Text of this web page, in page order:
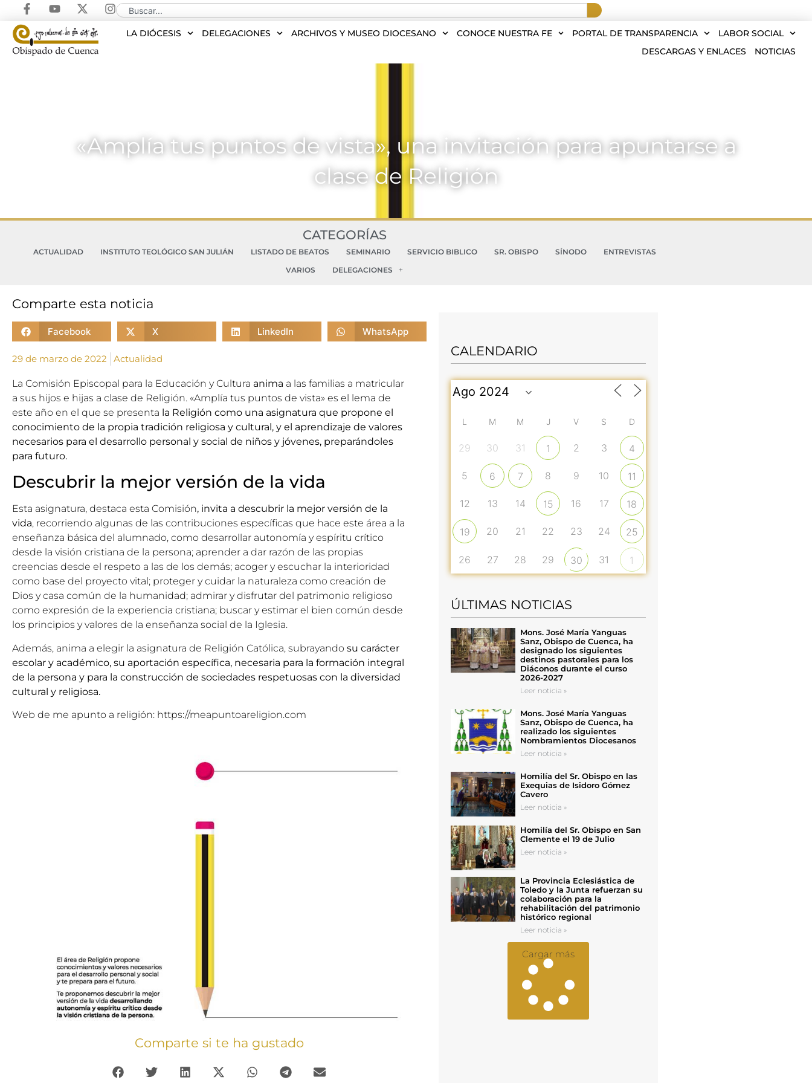
LA DIÓCESIS DELEGACIONES ARCHIVOS Y MUSEO DIOCESANO CONOCE NUESTRA FE PORTAL DE TRANSPARENCIA
LABOR SOCIAL
DESCARGAS Y ENLACES
NOTICIAS
«Amplía tus puntos de vista», una invitación para apuntarse a
clase de Religión
CATEGORÍAS
ACTUALIDAD INSTITUTO TEOLÓGICO SAN JULIÁN LISTADO DE BEATOS SEMINARIO SERVICIO BIBLICO SR. OBISPO SÍNODO
ENTREVISTAS
VARIOS
DELEGACIONES
Comparte esta noticia
Facebook X LinkedIn WhatsApp
29 de marzo de 2022 Actualidad
La Comisión Episcopal para la Educación y Cultura anima a las familias a matricular
a sus hijos e hijas a clase de Religión. «Amplía tus puntos de vista» es el lema de
este año en el que se presenta la Religión como una asignatura que propone el
conocimiento de la propia tradición religiosa y cultural, y el aprendizaje de valores
necesarios para el desarrollo personal y social de niños y jóvenes, preparándoles
para futuro.
Descubrir la mejor versión de la vida
Esta asignatura, destaca esta Comisión, invita a descubrir la mejor versión de la
vida, recorriendo algunas de las contribuciones específicas que hace este área a la
enseñanza básica del alumnado, como desarrollar autonomía y espíritu crítico
desde la visión cristiana de la persona; aprender a dar razón de las propias
creencias desde el respeto a las de los demás; acoger y escuchar la interioridad
como base del proyecto vital; proteger y cuidar la naturaleza como creación de
Dios y casa común de la humanidad; admirar y disfrutar del patrimonio religioso
como expresión de la experiencia cristiana; buscar y estimar el bien común desde
los principios y valores de la enseñanza social de la Iglesia.
Además, anima a elegir la asignatura de Religión Católica, subrayando su carácter
escolar y académico, su aportación específica, necesaria para la formación integral
de la persona y para la construcción de sociedades respetuosas con la diversidad
cultural y religiosa.
Web de me apunto a religión: https://meapuntoareligion.com
Comparte si te ha gustado
CALENDARIO
L M M J V S D
29 30 31 1 2 3 4
5 6 7 8 9 10 11
12 13 14 15 16 17 18
19 20 21 22 23 24 25
26 27 28 29 30 31 1
ÚLTIMAS NOTICIAS
Mons. José María Yanguas
Sanz, Obispo de Cuenca, ha
designado los siguientes
destinos pastorales para los
Diáconos durante el curso
2026-2027
Leer noticia »
Mons. José María Yanguas
Sanz, Obispo de Cuenca, ha
realizado los siguientes
Nombramientos Diocesanos
Leer noticia »
Homilía del Sr. Obispo en las
Exequias de Isidoro Gómez
Cavero
Leer noticia »
Homilía del Sr. Obispo en San
Clemente el 19 de Julio
Leer noticia »
La Provincia Eclesiástica de
Toledo y la Junta refuerzan su
colaboración para la
rehabilitación del patrimonio
histórico regional
Leer noticia »
Cargar más